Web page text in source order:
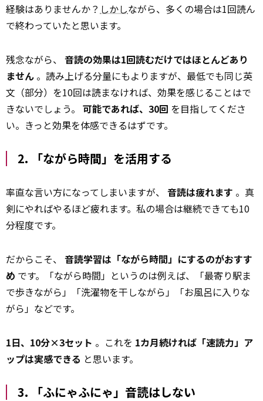
経験はありませんか？ しかしながら、多くの場合は1回読ん
で終わっていたと思います。
残念ながら、 音読の効果は1回読むだけではほとんどあり
ません 。読み上げる分量にもよりますが、最低でも同じ英
文（部分）を10回は読まなければ、効果を感じることはで
きないでしょう。 可能であれば、30回 を目指してくださ
い。きっと効果を体感できるはずです。
2. 「ながら時間」を活用する
率直な言い方になってしまいますが、 音読は疲れます 。真
剣にやればやるほど疲れます。私の場合は継続できても10
分程度です。
だからこそ、 音読学習は「ながら時間」にするのがおすす
め です。「ながら時間」というのは例えば、「最寄り駅ま
で歩きながら」「洗濯物を干しながら」「お風呂に入りな
がら」などです。
1日、10分×3セット 。これを 1カ月続ければ「速読力」ア
ップは実感できる と思います。
3. 「ふにゃふにゃ」音読はしない